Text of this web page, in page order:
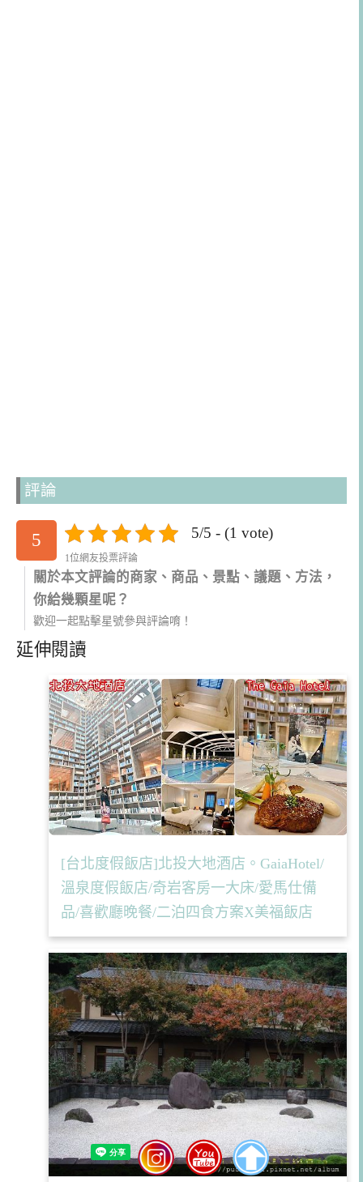
評論
5 5/5 - (1 vote)
1位網友投票評論
關於本文評論的商家、商品、景點、議題、方法，
你給幾顆星呢？
歡迎一起點擊星號參與評論唷！
延伸閱讀
[台北度假飯店]北投大地酒店。GaiaHotel/
溫泉度假飯店/奇岩客房一大床/愛馬仕備
品/喜歡廳晚餐/二泊四食方案X美福飯店